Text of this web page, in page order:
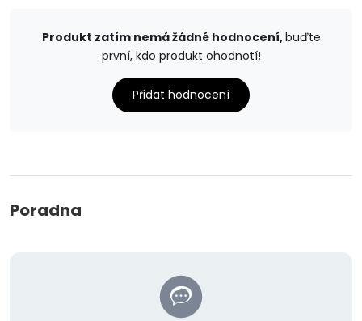
Produkt zatím nemá žádné hodnocení,buďte
první, kdo produkt ohodnotí!
Přidat hodnocení
Poradna